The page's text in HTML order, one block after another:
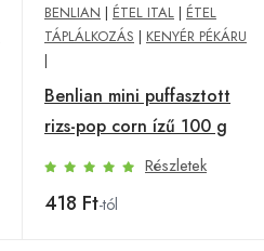
BENLIAN | ÉTEL ITAL | ÉTEL
TÁPLÁLKOZÁS | KENYÉR PÉKÁRU
|
Benlian mini puffasztott
rizs-pop corn ízű 100 g
Részletek
418 Ft-tól